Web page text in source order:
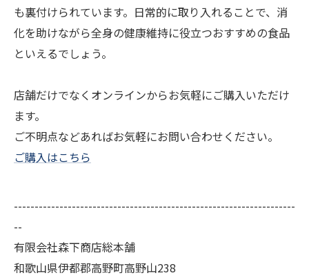
も裏付けられています。日常的に取り入れることで、消
化を助けながら全身の健康維持に役立つおすすめの食品
といえるでしょう。
店舗だけでなくオンラインからお気軽にご購入いただけ
ます。
ご不明点などあればお気軽にお問い合わせください。
ご購入はこちら
--------------------------------------------------------------------
--
有限会社森下商店総本舗
和歌山県伊都郡高野町高野山238